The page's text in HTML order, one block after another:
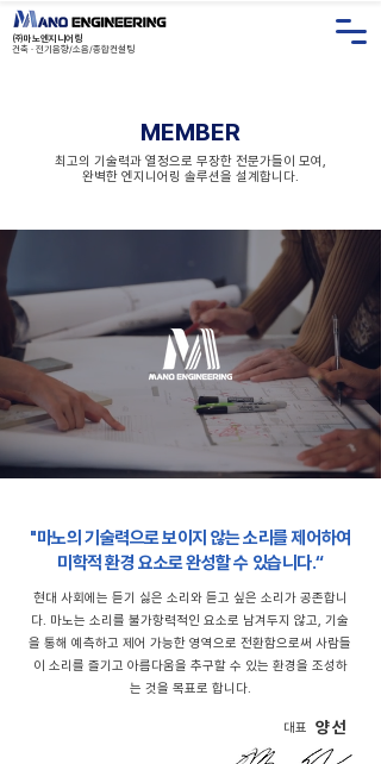
㈜마노엔지니어링
건축 · 전기음향/소음/종합컨설 팅
MEMBER
최고의 기술력과 열정으로 무장한 전문가들이 모여,
완벽한 엔지니어링 솔루션을 설계합니다.
"마노의 기술력으로 보이지 않는 소리를 제어하여
미학적 환경 요소로 완성할 수 있습니다.“
현대 사회에는 듣기 싫은 소리와 듣고 싶은 소리가 공존합니
다. 마노는 소리를 불가항력적인 요소로 남겨두지 않고, 기술
을 통해 예측하고 제어 가능한 영역으로 전환함으로써 사람들
이 소리를 즐기고 아름다움을 추구할 수 있는 환경을 조성하
는 것을 목표로 합니다.
​대표 양 선